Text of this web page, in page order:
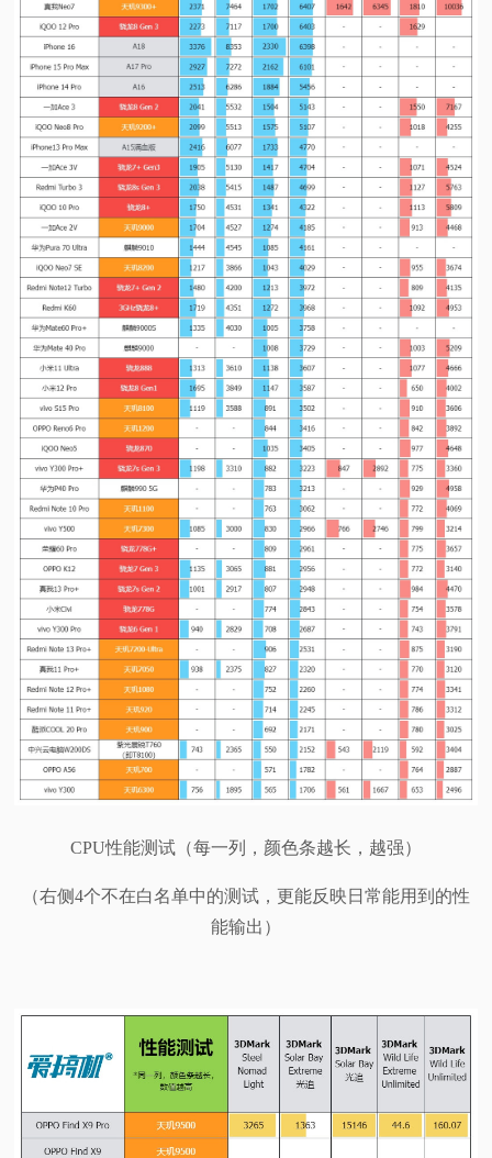
CPU性能测试（每一列，颜色条越长，越强）
（右侧4个不在白名单中的测试，更能反映日常能用到的性
能输出）